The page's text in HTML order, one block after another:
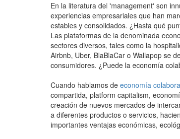
En la literatura del 'management' son
experiencias empresariales que han
estables y consolidados. ¿Hasta qué
Las plataformas de la denominada
sectores diversos, tales como la
Airbnb, Uber, BlaBlaCar o Wallapop se
consumidores. ¿Puede la economía
Cuando hablamos de economía
compartida, platform capitalism,
creación de nuevos mercados de
a diferentes productos o servicios,
importantes ventajas económicas,